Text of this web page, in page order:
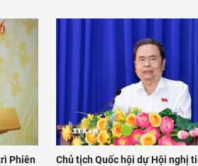
Phiên
Chủ tịch Quốc hội dự Hội nghị